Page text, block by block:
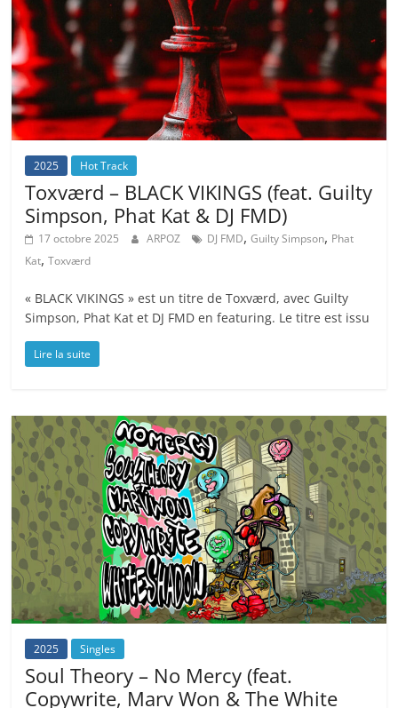
2025 Hot Track
Toxværd – BLACK VIKINGS (feat. Guilty
Simpson, Phat Kat & DJ FMD)
17 octobre 2025 ARPOZ DJ FMD,Guilty Simpson, Phat
Kat,Toxværd
« BLACK VIKINGS » est un titre de Toxværd, avec Guilty
Simpson, Phat Kat et DJ FMD en featuring. Le titre est issu
Lire la suite
2025 Singles
Soul Theory – No Mercy (feat.
Copywrite, Marv Won & The White